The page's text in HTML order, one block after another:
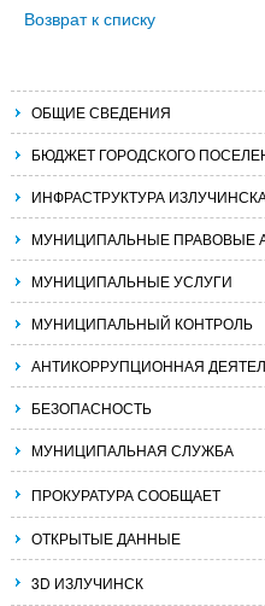
Возврат к списку
ОБЩИЕ СВЕДЕНИЯ
БЮДЖЕТ ГОРОДСКОГО
ИНФРАСТРУКТУРА
МУНИЦИПАЛЬНЫЕ ПРАВОВЫЕ
МУНИЦИПАЛЬНЫЕ УСЛУГИ
МУНИЦИПАЛЬНЫЙ КОНТРОЛЬ
АНТИКОРРУПЦИОННАЯ
БЕЗОПАСНОСТЬ
МУНИЦИПАЛЬНАЯ СЛУЖБА
ПРОКУРАТУРА СООБЩАЕТ
ОТКРЫТЫЕ ДАННЫЕ
3D ИЗЛУЧИНСК